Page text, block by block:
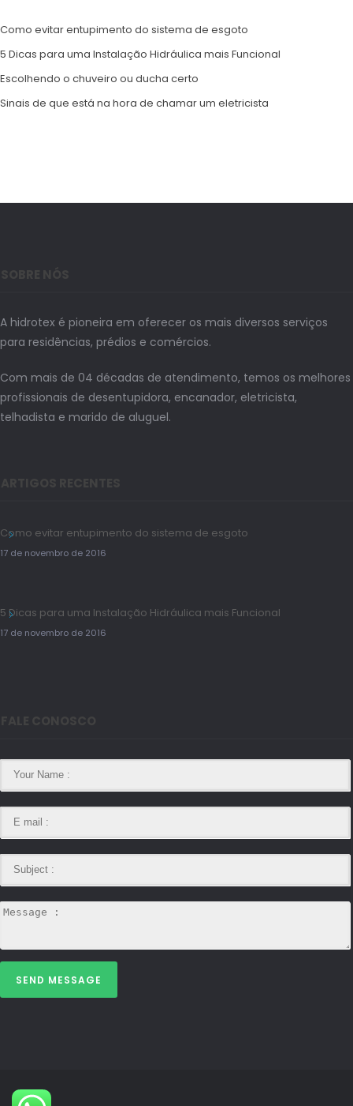
Como evitar entupimento do sistema de esgoto
5 Dicas para uma Instalação Hidráulica mais Funcional
Escolhendo o chuveiro ou ducha certo
Sinais de que está na hora de chamar um eletricista
A hidrotex é pioneira em oferecer os mais diversos serviços
para residências, prédios e comércios.
Com mais de 04 décadas de atendimento, temos os melhores
profissionais de desentupidora, encanador, eletricista,
telhadista e marido de aluguel.
Como evitar entupimento do sistema de esgoto
17 de novembro de 2016
5 Dicas para uma Instalação Hidráulica mais Funcional
17 de novembro de 2016
SEND MESSAGE